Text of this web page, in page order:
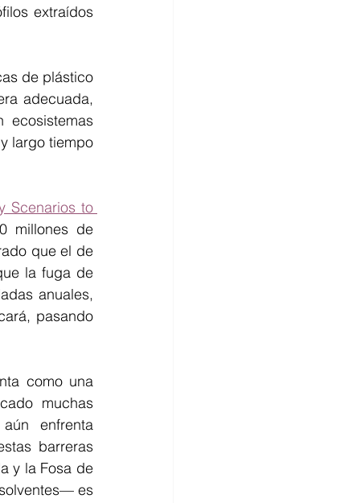
extraídos
de plástico
adecuada,
ecosistemas
largo tiempo
Scenarios to
millones de
que el de
la fuga de
anuales,
pasando
como una
muchas
enfrenta
barreras
y la Fosa de
es